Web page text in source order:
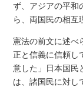
ず、アジアの平和
ら、両国民の相互
憲法の前文に述べ
正と信義に信頼し
意した」日本国民
は、諸国民に対し